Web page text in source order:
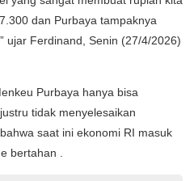
dan Purbaya tampaknya
ujar Ferdinand, Senin (27/4/2026)
Purbaya hanya bisa
tidak menyelesaikan
saat ini ekonomi RI masuk
bertahan .